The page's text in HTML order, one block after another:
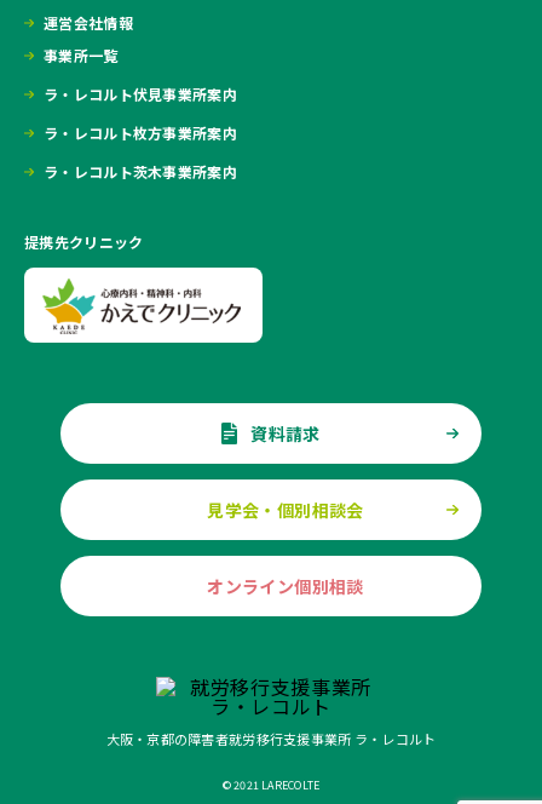
運営会社情報
事業所一覧
ラ・レコルト伏見事業所案内
ラ・レコルト枚方事業所案内
ラ・レコルト茨木事業所案内
提携先クリニック
資料請求
見学会・個別相談会
オンライン個別相談
大阪・京都の障害者就労移行支援事業所 ラ・レコルト
© 2021 LARECOLTE